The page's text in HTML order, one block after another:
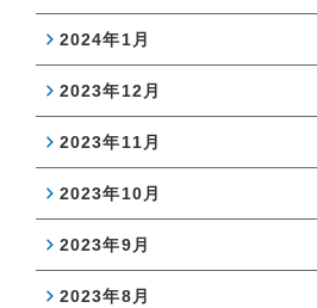
2024年1月
2023年12月
2023年11月
2023年10月
2023年9月
2023年8月